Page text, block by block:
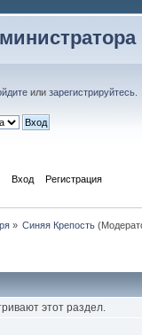
или зарегистрируйтесь
Вход Регистрация
» Синяя Крепость
этот раздел.